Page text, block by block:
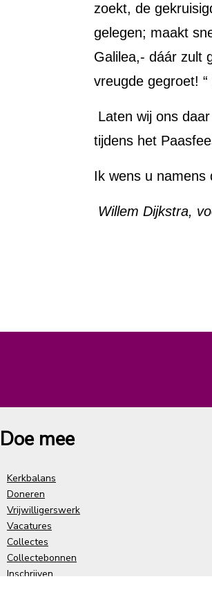
zoekt, de
gelegen; maakt
Galilea,- dáár zult
vreugde gegroet!
Laten wij ons
tijdens het
Ik wens u namens
Willem Dijkstra,
Doe mee
Kerkbalans
Doneren
Vrijwilligerswerk
Vacatures
Collectes
Collectebonnen
Inschrijven